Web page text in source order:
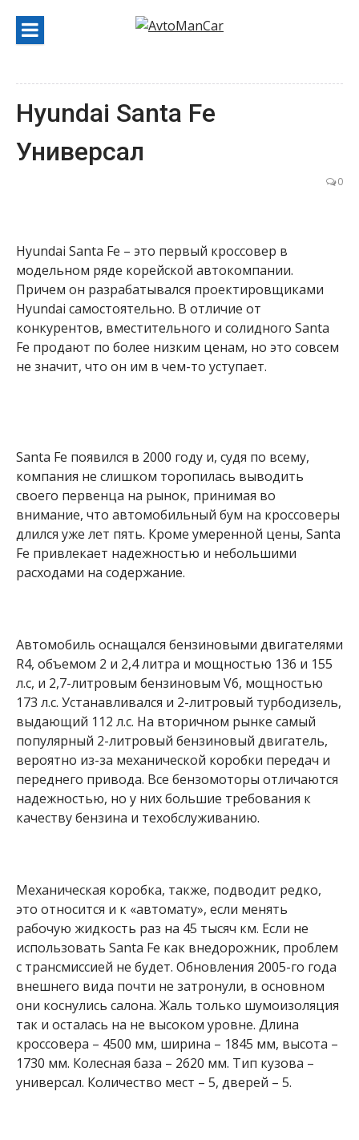
содержанию
Hyundai Santa Fe
Универсал
0
Hyundai Santa Fe – это первый кроссовер в
модельном ряде корейской автокомпании.
Причем он разрабатывался проектировщиками
Hyundai самостоятельно. В отличие от
конкурентов, вместительного и солидного Santa
Fe продают по более низким ценам, но это совсем
не значит, что он им в чем-то уступает.
Santa Fe появился в 2000 году и, судя по всему,
компания не слишком торопилась выводить
своего первенца на рынок, принимая во
внимание, что автомобильный бум на кроссоверы
длился уже лет пять. Кроме умеренной цены, Santa
Fe привлекает надежностью и небольшими
расходами на содержание.
Автомобиль оснащался бензиновыми двигателями
R4, объемом 2 и 2,4 литра и мощностью 136 и 155
л.с, и 2,7-литровым бензиновым V6, мощностью
173 л.с. Устанавливался и 2-литровый турбодизель,
выдающий 112 л.с. На вторичном рынке самый
популярный 2-литровый бензиновый двигатель,
вероятно из-за механической коробки передач и
переднего привода. Все бензомоторы отличаются
надежностью, но у них большие требования к
качеству бензина и техобслуживанию.
Механическая коробка, также, подводит редко,
это относится и к «автомату», если менять
рабочую жидкость раз на 45 тысяч км. Если не
использовать Santa Fe как внедорожник, проблем
с трансмиссией не будет. Обновления 2005-го года
внешнего вида почти не затронули, в основном
они коснулись салона. Жаль только шумоизоляция
так и осталась на не высоком уровне. Длина
кроссовера – 4500 мм, ширина – 1845 мм, высота –
1730 мм. Колесная база – 2620 мм. Тип кузова –
универсал. Количество мест – 5, дверей – 5.